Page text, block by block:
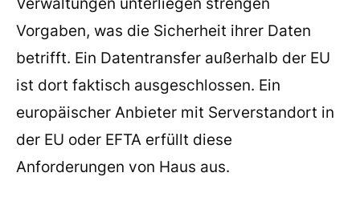
Vorgaben, was die Sicherheit ihrer Daten
betrifft. Ein Datentransfer außerhalb der EU
ist dort faktisch ausgeschlossen. Ein
europäischer Anbieter mit Serverstandort in
der EU oder EFTA erfüllt diese
Anforderungen von Haus aus.